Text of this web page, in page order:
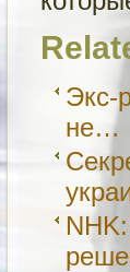
Экс-
не…